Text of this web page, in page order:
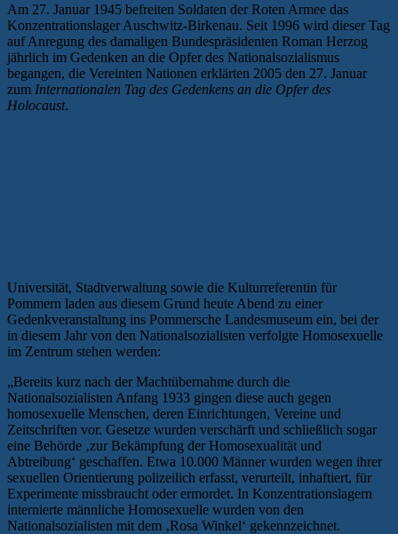
Am 27. Januar 1945 befreiten Soldaten der Roten Armee das
Konzentrationslager Auschwitz-Birkenau. Seit 1996 wird dieser Tag
auf Anregung des damaligen Bundespräsidenten Roman Herzog
jährlich im Gedenken an die Opfer des Nationalsozialismus
begangen, die Vereinten Nationen erklärten 2005 den 27. Januar
zum Internationalen Tag des Gedenkens an die Opfer des
Holocaust.
Universität, Stadtverwaltung sowie die Kulturreferentin für
Pommern laden aus diesem Grund heute Abend zu einer
Gedenkveranstaltung ins Pommersche Landesmuseum ein, bei der
in diesem Jahr von den Nationalsozialisten verfolgte Homosexuelle
im Zentrum stehen werden:
„Bereits kurz nach der Machtübernahme durch die
Nationalsozialisten Anfang 1933 gingen diese auch gegen
homosexuelle Menschen, deren Einrichtungen, Vereine und
Zeitschriften vor. Gesetze wurden verschärft und schließlich sogar
eine Behörde ‚zur Bekämpfung der Homosexualität und
Abtreibung‘ geschaffen. Etwa 10.000 Männer wurden wegen ihrer
sexuellen Orientierung polizeilich erfasst, verurteilt, inhaftiert, für
Experimente missbraucht oder ermordet. In Konzentrationslagern
internierte männliche Homosexuelle wurden von den
Nationalsozialisten mit dem ‚Rosa Winkel‘ gekennzeichnet.